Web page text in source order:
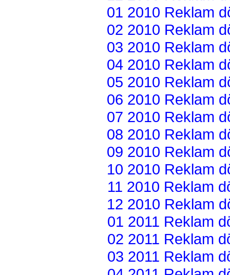
01 2010 Reklam
02 2010 Reklam
03 2010 Reklam
04 2010 Reklam
05 2010 Reklam
06 2010 Reklam
07 2010 Reklam
08 2010 Reklam
09 2010 Reklam
10 2010 Reklam
11 2010 Reklam
12 2010 Reklam
01 2011 Reklam
02 2011 Reklam
03 2011 Reklam